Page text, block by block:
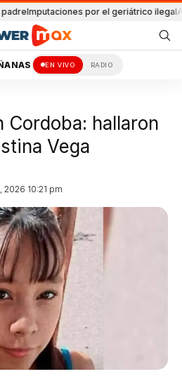
por el geriátrico ilegalAtacada
EN VIVO RADIO
Cordoba: hallaron
Vega
2026 10:21 pm